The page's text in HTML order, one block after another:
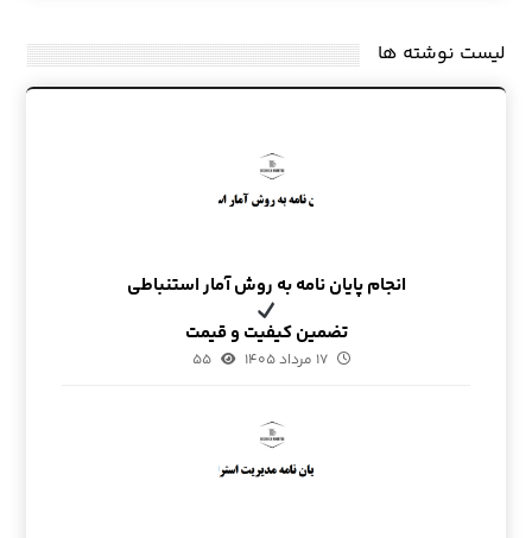
لیست نوشته ها
انجام پایان نامه به روش آمار استنباطی
تضمین کیفیت و قیمت
۱۷ مرداد ۱۴۰۵ ۵۵